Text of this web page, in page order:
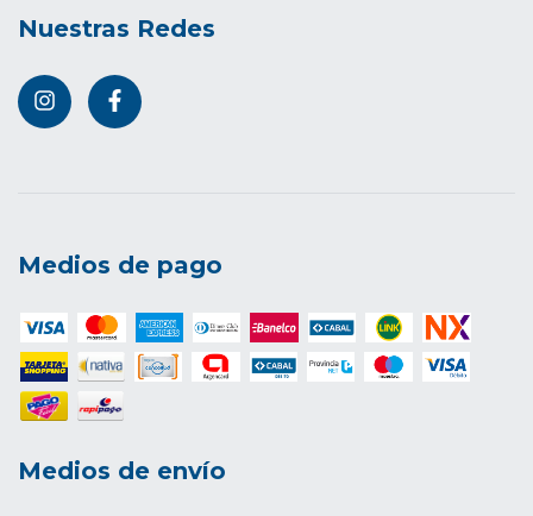
Nuestras Redes
Medios de pago
Medios de envío